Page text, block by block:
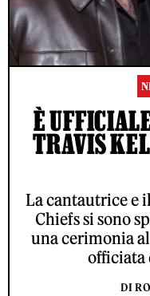
È
TRAVIS
La cantautrice e
Chiefs si sono
una cerimonia
officiata
DI